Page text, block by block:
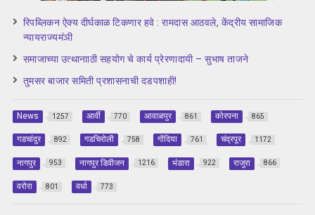
रिपब्लिकन ऐक्य दीर्घकाळ टिकणार हवे : रामदास आठवले, केंद्रीय सामाजिक
न्यायराज्यमंञी
समाजाच्या उत्थानााठी सहयोग चे कार्य प्रेरणादायी – सुभाष ताजने
तुमसर बाजार समिती प्रशासनाची दडपशाही!
News 1257 आर्वी 770 आवाळपुर 861 कोरपना 865
गडचांदुर 892 गडचिरोली 758 गोंदिया 761 चंद्रपूर 1172
नागपुर 953 नागपुर डिवीजन 1216 भंडारा 922 राजुरा 866
वरोरा 801 वर्धा 773